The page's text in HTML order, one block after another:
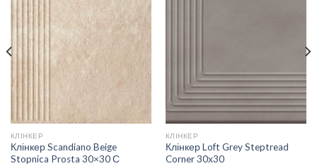
ДОДАТИ
ДО
КЛІНКЕР
Клінкер Scandiano Beige
Stopnica Prosta 30×30 С
КЛІНКЕР
Клінкер Loft Grey Steptread
Corner 30х30